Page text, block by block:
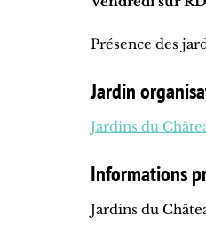
Présence des
Jardin
Jardins du
Informations
Jardins du